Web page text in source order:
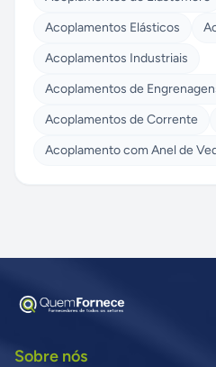
Acoplamentos Elásticos
Acoplamentos Industriais
Acoplamentos de
Acoplamentos de Corrente
Acoplamento com Anel de
Sobre nós